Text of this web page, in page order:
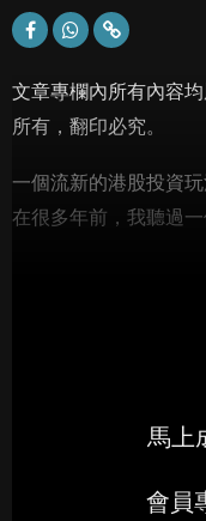
文章專欄內所有內容
所有，翻印必究。
一個流新的港股投資
在很多年前，我聽過
馬上
會員